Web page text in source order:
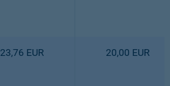
23,76 EUR 20,00 EUR